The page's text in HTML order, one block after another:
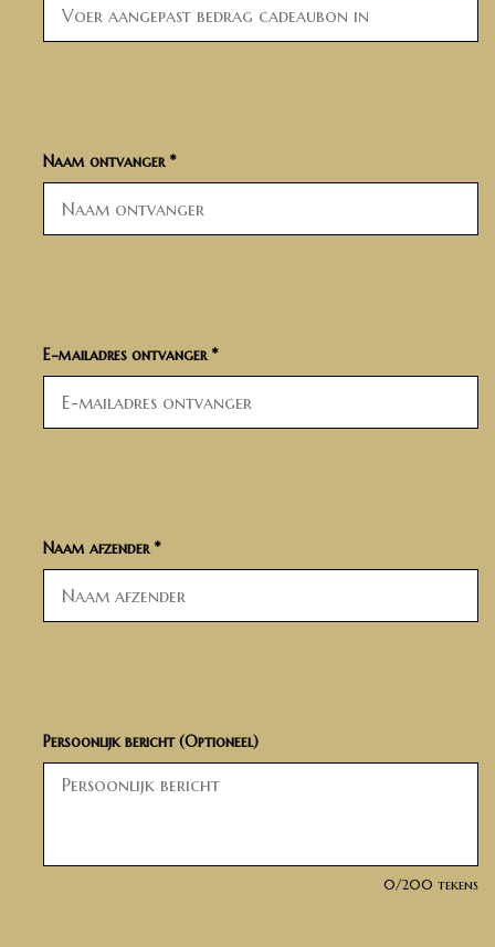
Naam ontvanger *
E-mailadres ontvanger *
Naam afzender *
Persoonlijk bericht (Optioneel)
0/200 tekens